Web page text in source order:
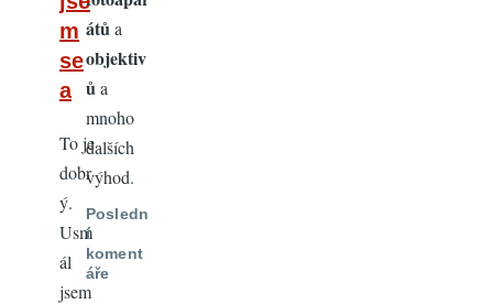
m
se
a
To je
dobr
ý.
Usm
ál
jsem
átů a
objektiv
ů a
mnoho
dalších
výhod.
Posledn
í
koment
áře